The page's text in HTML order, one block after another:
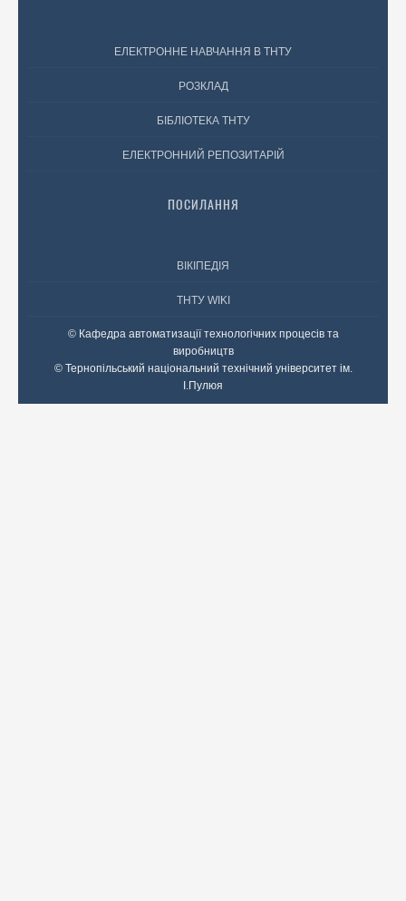
ЕЛЕКТРОННЕ НАВЧАННЯ В ТНТУ
РОЗКЛАД
БІБЛІОТЕКА ТНТУ
ЕЛЕКТРОННИЙ РЕПОЗИТАРІЙ
ПОСИЛАННЯ
ВІКІПЕДІЯ
ТНТУ WIKI
© Кафедра автоматизації технологічних процесів та
виробництв
© Тернопільський національний технічний університет ім.
І.Пулюя